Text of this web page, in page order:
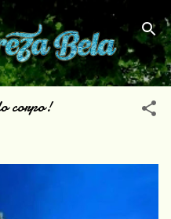
principal
corpo!